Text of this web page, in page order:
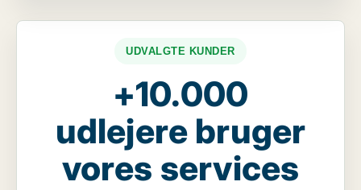
UDVALGTE KUNDER
+10.000
udlejere bruger
vores services